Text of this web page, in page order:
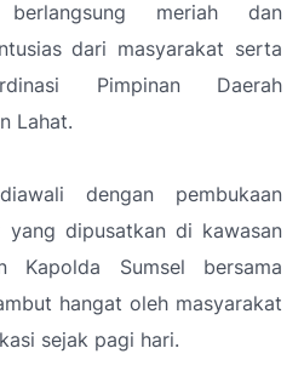
berlangsung meriah dan
dari masyarakat serta
Pimpinan Daerah
Lahat.
dengan pembukaan
dipusatkan di kawasan
Kapolda Sumsel bersama
hangat oleh masyarakat
sejak pagi hari.